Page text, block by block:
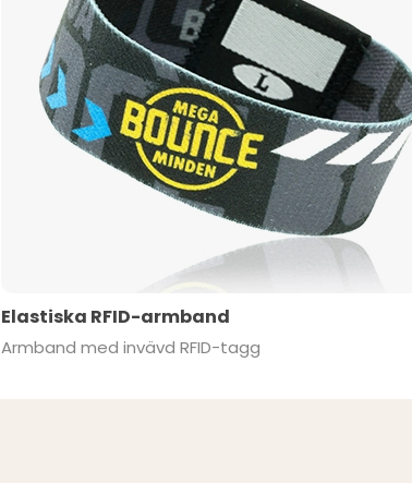
Elastiska RFID-armband
Armband med invävd RFID-tagg